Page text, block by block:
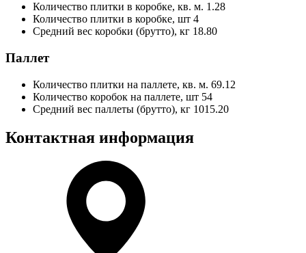
Количество плитки в коробке, кв. м. 1.28
Количество плитки в коробке, шт 4
Средний вес коробки (брутто), кг 18.80
Паллет
Количество плитки на паллете, кв. м. 69.12
Количество коробок на паллете, шт 54
Средний вес паллеты (брутто), кг 1015.20
Контактная информация